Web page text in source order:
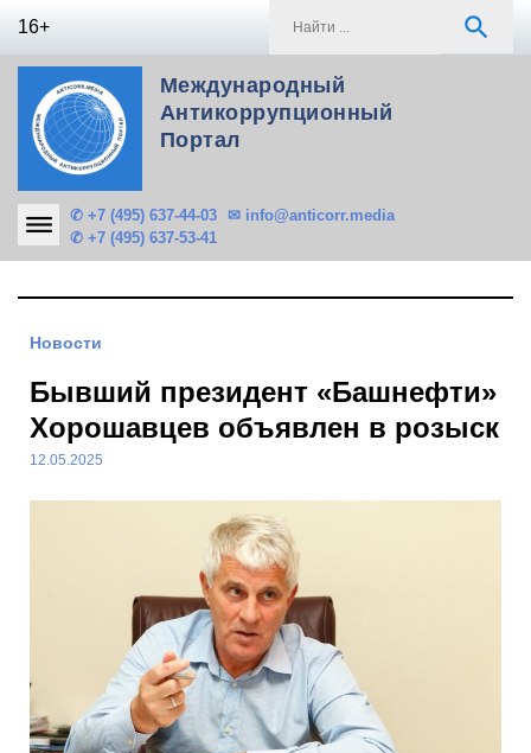
16+ search
Международный
Антикоррупционный
Портал
✆ +7 (495) 637-44-03
✆ +7 (495) 637-53-41
✉ info@anticorr.media
Новости
Бывший президент «Башнефти»
Хорошавцев объявлен в розыск
12.05.2025